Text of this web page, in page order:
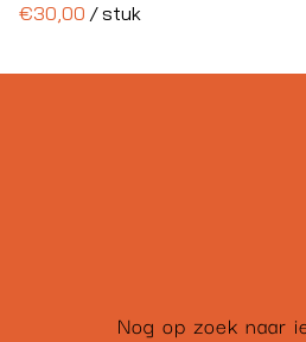
/
Nog op zoek naar